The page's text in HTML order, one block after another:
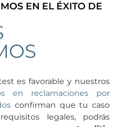
EN EL ÉXITO DE
es favorable y nuestros
en reclamaciones por
confirman que tu caso
legales, podrás